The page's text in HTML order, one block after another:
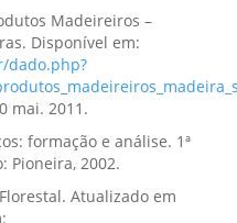
Madeireiros –
Disponível em:
dado.php?
mai. 2011.
formação e análise. 1ª
Pioneira, 2002.
Atualizado em